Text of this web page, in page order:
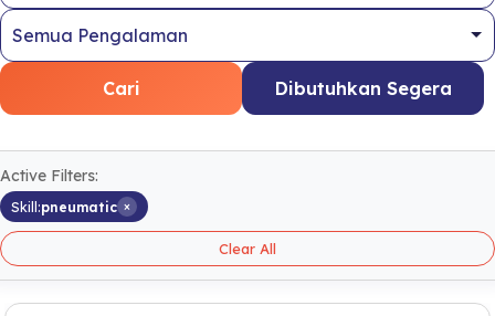
Cari Dibutuhkan Segera
Active Filters:
Skill:pneumatic ×
Clear All